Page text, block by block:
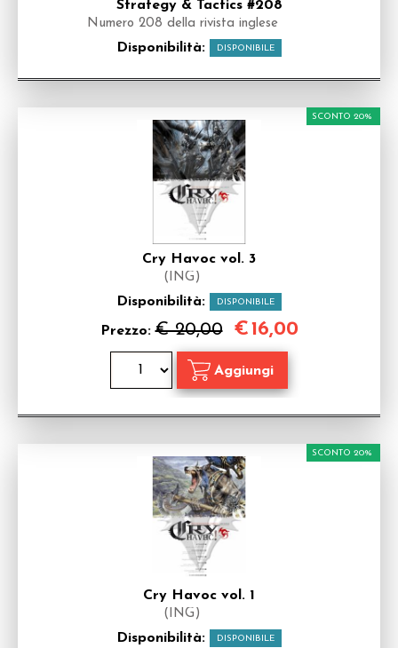
Strategy & Tactics #208
Numero 208 della rivista inglese
Disponibilità: DISPONIBILE
Cry Havoc vol. 3
(ING)
Disponibilità: DISPONIBILE
Prezzo:€ 20,00
SCONTO 20%
€16,00
Cry Havoc vol. 1
(ING)
Disponibilità: DISPONIBILE
SCONTO 20%